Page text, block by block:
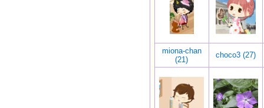
miona-chan
(21)
choco3 (27)